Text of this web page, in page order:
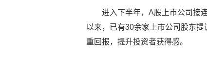
进入下半年，A股上市公司接
以来，已有30余家上市公司股东
重回报，提升投资者获得感。